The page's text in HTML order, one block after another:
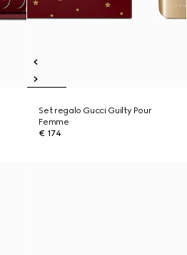
Set regalo Gucci Guilty Pour
Femme
€ 174